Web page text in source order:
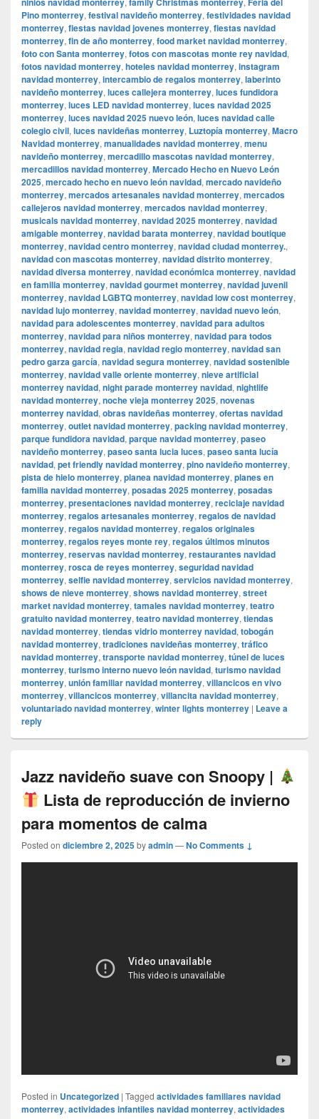
Pino monterrey, festival navideño monterrey, festividades navidad
monterrey, fiestas navidad jovenes monterrey, fiestas navidad
monterrey, fin de año monterrey, food market navidad monterrey,
foto con Santa monterrey, fotos con mascotas monte rey navidad,
fotos navidad monterrey, hoteles navidad monterrey, instagram
navidad monterrey, intercambio de regalos monterrey, laberinto
navideño monterrey, luces callejera monterrey, luces fundidora
monterrey, luces LED navidad monterrey, luces navidad 2025
monterrey, luces navidad 2025 nuevo león, luces navidad calle
colegio civil, luces navideñas monterrey, Luztopía monterrey, Macro
Navidad monterrey, manualidades navidad monterrey, menu
navideño monterrey, mercadillo mascotas navidad monterrey,
mercadillos navidad monterrey, Mercado Hecho en Nuevo León
2025, mercado hecho en nuevo león navidad, mercado navideño
monterrey, mercados artesanales navidad monterrey, mercados
callejeros navidad monterrey, mercados navidad monterrey,
musicals navidad monterrey, navidad 2025 monterrey, navidad
amigable monterrey, navidad barata monterrey, navidad boutique
monterrey, navidad centro monterrey, navidad ciudad monterrey.,
navidad con mascotas monterrey, navidad distrito monterrey,
navidad diversa monterrey, navidad económica monterrey, navidad
en familia monterrey, navidad gourmet monterrey, navidad juvenil
monterrey, navidad LGBTQ monterrey, navidad low cost monterrey,
navidad lujo monterrey, navidad monterrey, navidad nuevo león,
navidad para adolescentes monterrey, navidad para adultos
monterrey, navidad para niños monterrey, navidad para todos
monterrey, navidad regia, navidad regio monterrey, navidad san
pedro garza garcía, navidad segura monterrey, navidad sostenible
monterrey, navidad valle oriente monterrey, nieve artificial
monterrey navidad, night parade monterrey navidad, nightlife
navidad monterrey, noche vieja monterrey 2025, novenas
monterrey navidad, obras navideñas monterrey, ofertas navidad
monterrey, outlet navidad monterrey, packing navidad monterrey,
parque fundidora navidad, parque navidad monterrey, paseo
navideño monterrey, paseo santa lucia luces, paseo santa lucía
navidad, pet friendly navidad monterrey, pino navideño monterrey,
pista de hielo monterrey, planea navidad monterrey, planes en
familia navidad monterrey, posadas 2025 monterrey, posadas
monterrey, presentaciones navidad monterrey, reciclaje navidad
monterrey, regalos artesanales monterrey, regalos de navidad
monterrey, regalos navidad monterrey, regalos originales
monterrey, regalos reyes monte rey, regalos últimos minutos
monterrey, reservas navidad monterrey, restaurantes navidad
monterrey, rosca de reyes monterrey, seguridad navidad
monterrey, selfie navidad monterrey, servicios navidad monterrey,
shows de nieve monterrey, shows navidad monterrey, street
market navidad monterrey, tamales navidad monterrey, teatro
gratuito navidad monterrey, teatro navidad monterrey, tiendas
navidad monterrey, tiendas vidrio monterrey navidad, tobogán
navidad monterrey, tradiciones navideñas monterrey, tráfico
navidad monterrey, transporte navidad monterrey, túnel de luces
monterrey, turismo interno nuevo león navidad, turismo navidad
monterrey, unión familiar navidad monterrey, villancicos en vivo
monterrey, villancicos monterrey, villancita navidad monterrey,
voluntariado navidad monterrey, winter lights monterrey | Leave a
reply
Jazz navideño suave con Snoopy |
Lista de reproducción de invierno
para momentos de calma
Posted on diciembre 2, 2025byadmin—No Comments ↓
Posted in Uncategorized | Tagged actividades familiares navidad
monterrey, actividades infantiles navidad monterrey, actividades